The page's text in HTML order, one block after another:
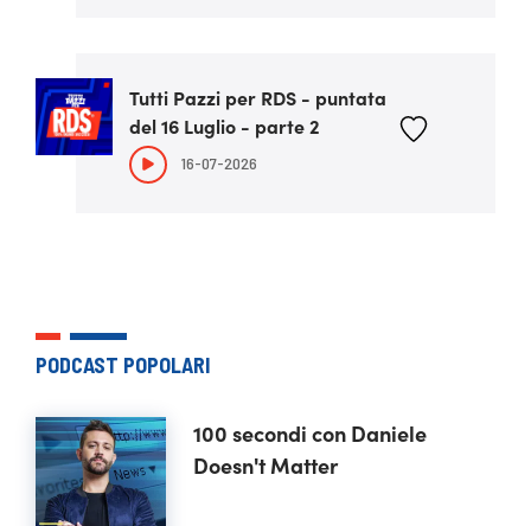
Tutti Pazzi per RDS - puntata
del 16 Luglio - parte 2
16-07-2026
PODCAST POPOLARI
100 secondi con Daniele
Doesn't Matter